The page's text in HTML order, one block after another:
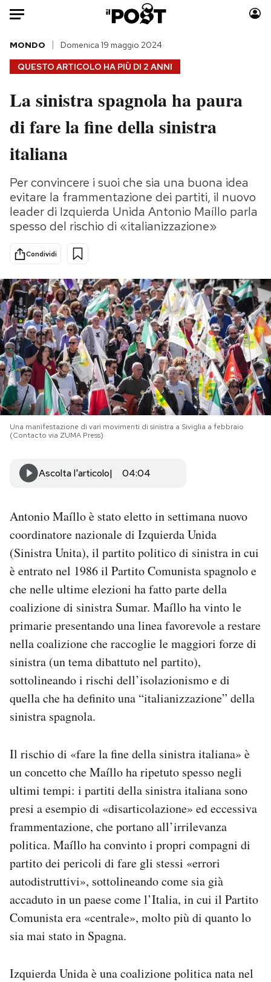
Auto
HOME
Italia
Politica
Tecnologia
Scienza
Cultura
Economia
Sport
Moda
Consumismi
Media
Europa
Altrecose
PODCAST
NEWSLETTER
I MIEI PREFERITI
SHOP
Area Personale
Newsletter
Notifiche mobile
Regala il Post
Hai bisogno di aiuto?
QUESTO ARTICOLO HA PIÙ DI 2 ANNI
MONDO Domenica 19 maggio 2024
La sinistra spagnola ha paura
di fare la fine della sinistra
italiana
Per convincere i suoi che sia una buona idea
evitare la frammentazione dei partiti, il nuovo
leader di Izquierda Unida Antonio Maíllo parla
spesso del rischio di «italianizzazione»
Condividi
Una manifestazione di vari movimenti di sinistra a Siviglia a febbraio
(Contacto via ZUMA Press)
Ascolta l'articolo 04:04
Antonio Maíllo è stato eletto in settimana nuovo
coordinatore nazionale di Izquierda Unida
(Sinistra Unita), il partito politico di sinistra in cui
è entrato nel 1986 il Partito Comunista spagnolo e
che nelle ultime elezioni ha fatto parte della
coalizione di sinistra Sumar. Maíllo ha vinto le
primarie presentando una linea favorevole a restare
nella coalizione che raccoglie le maggiori forze di
sinistra (un tema dibattuto nel partito),
sottolineando i rischi dell’isolazionismo e di
quella che ha definito una “italianizzazione” della
sinistra spagnola.
Il rischio di «fare la fine della sinistra italiana» è
un concetto che Maíllo ha ripetuto spesso negli
ultimi tempi: i partiti della sinistra italiana sono
presi a esempio di «disarticolazione» ed eccessiva
frammentazione, che portano all’irrilevanza
politica. Maíllo ha convinto i propri compagni di
partito dei pericoli di fare gli stessi «errori
autodistruttivi», sottolineando come sia già
accaduto in un paese come l’Italia, in cui il Partito
Comunista era «centrale», molto più di quanto lo
sia mai stato in Spagna.
Izquierda Unida è una coalizione politica nata nel